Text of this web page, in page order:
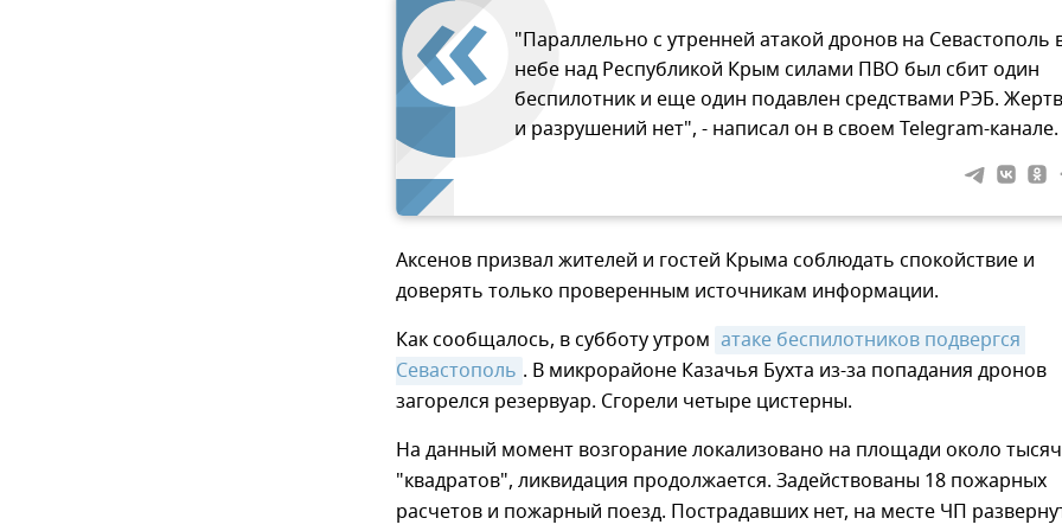
"Параллельно с утренней атакой дронов на Севастополь
небе над Республикой Крым силами ПВО был сбит один
беспилотник и еще один подавлен средствами РЭБ. Жертв
и разрушений нет", - написал он в своем Telegram-канале.
Аксенов призвал жителей и гостей Крыма соблюдать спокойствие и
доверять только проверенным источникам информации.
Как сообщалось, в субботу утром атаке беспилотников подвергся
Севастополь . В микрорайоне Казачья Бухта из-за попадания дронов
загорелся резервуар. Сгорели четыре цистерны.
На данный момент возгорание локализовано на площади около
"квадратов", ликвидация продолжается. Задействованы 18 пожарных
расчетов и пожарный поезд. Пострадавших нет, на месте ЧП